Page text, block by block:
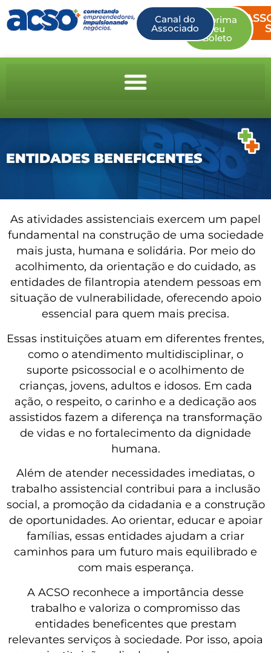
Imprima
seu
Boleto
Canal do
Associado
ENTIDADES BENEFICENTES
As atividades assistenciais exercem um papel
fundamental na construção de uma sociedade
mais justa, humana e solidária. Por meio do
acolhimento, da orientação e do cuidado, as
entidades de filantropia atendem pessoas em
situação de vulnerabilidade, oferecendo apoio
essencial para quem mais precisa.
Essas instituições atuam em diferentes frentes,
como o atendimento multidisciplinar, o
suporte psicossocial e o acolhimento de
crianças, jovens, adultos e idosos. Em cada
ação, o respeito, o carinho e a dedicação aos
assistidos fazem a diferença na transformação
de vidas e no fortalecimento da dignidade
humana.
Além de atender necessidades imediatas, o
trabalho assistencial contribui para a inclusão
social, a promoção da cidadania e a construção
de oportunidades. Ao orientar, educar e apoiar
famílias, essas entidades ajudam a criar
caminhos para um futuro mais equilibrado e
com mais esperança.
A ACSO reconhece a importância desse
trabalho e valoriza o compromisso das
entidades beneficentes que prestam
relevantes serviços à sociedade. Por isso, apoia